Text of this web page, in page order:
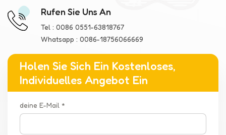
Rufen Sie Uns An
Tel : 0086 0551-63818767
Whatsapp : 0086-18756066669
Holen Sie Sich Ein Kostenloses,
Individuelles Angebot Ein
deine E-Mail *